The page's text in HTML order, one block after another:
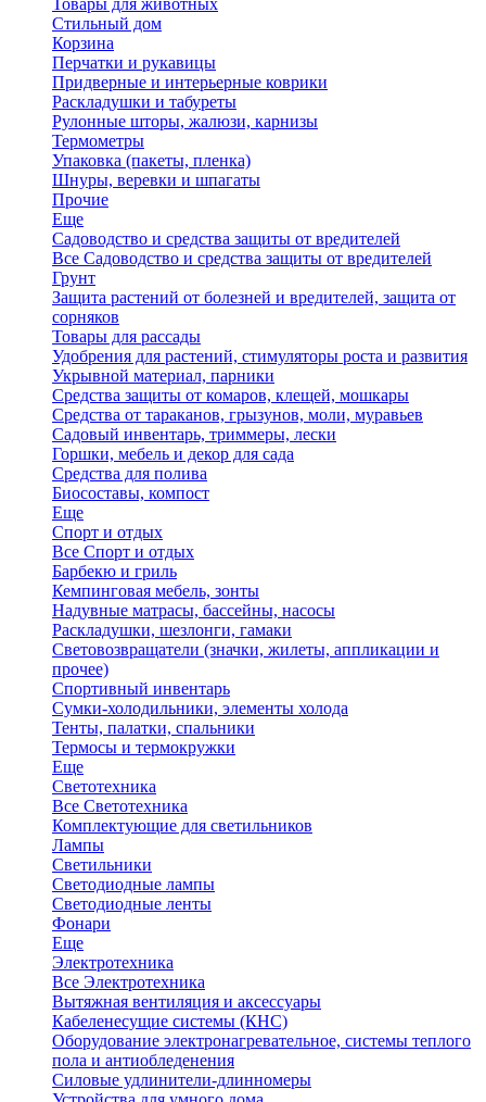
Товары для животных
Стильный дом
Корзина
Перчатки и рукавицы
Придверные и интерьерные коврики
Раскладушки и табуреты
Рулонные шторы, жалюзи, карнизы
Термометры
Упаковка (пакеты, пленка)
Шнуры, веревки и шпагаты
Прочие
Еще
Садоводство и средства защиты от вредителей
Все Садоводство и средства защиты от вредителей
Грунт
Защита растений от болезней и вредителей, защита от
сорняков
Товары для рассады
Удобрения для растений, стимуляторы роста и развития
Укрывной материал, парники
Средства защиты от комаров, клещей, мошкары
Средства от тараканов, грызунов, моли, муравьев
Садовый инвентарь, триммеры, лески
Горшки, мебель и декор для сада
Средства для полива
Биосоставы, компост
Еще
Спорт и отдых
Все Спорт и отдых
Барбекю и гриль
Кемпинговая мебель, зонты
Надувные матрасы, бассейны, насосы
Раскладушки, шезлонги, гамаки
Световозвращатели (значки, жилеты, аппликации и
прочее)
Спортивный инвентарь
Сумки-холодильники, элементы холода
Тенты, палатки, спальники
Термосы и термокружки
Еще
Светотехника
Все Светотехника
Комплектующие для светильников
Лампы
Светильники
Светодиодные лампы
Светодиодные ленты
Фонари
Еще
Электротехника
Все Электротехника
Вытяжная вентиляция и аксессуары
Кабеленесущие системы (КНС)
Оборудование электронагревательное, системы теплого
пола и антиобледенения
Силовые удлинители-длинномеры